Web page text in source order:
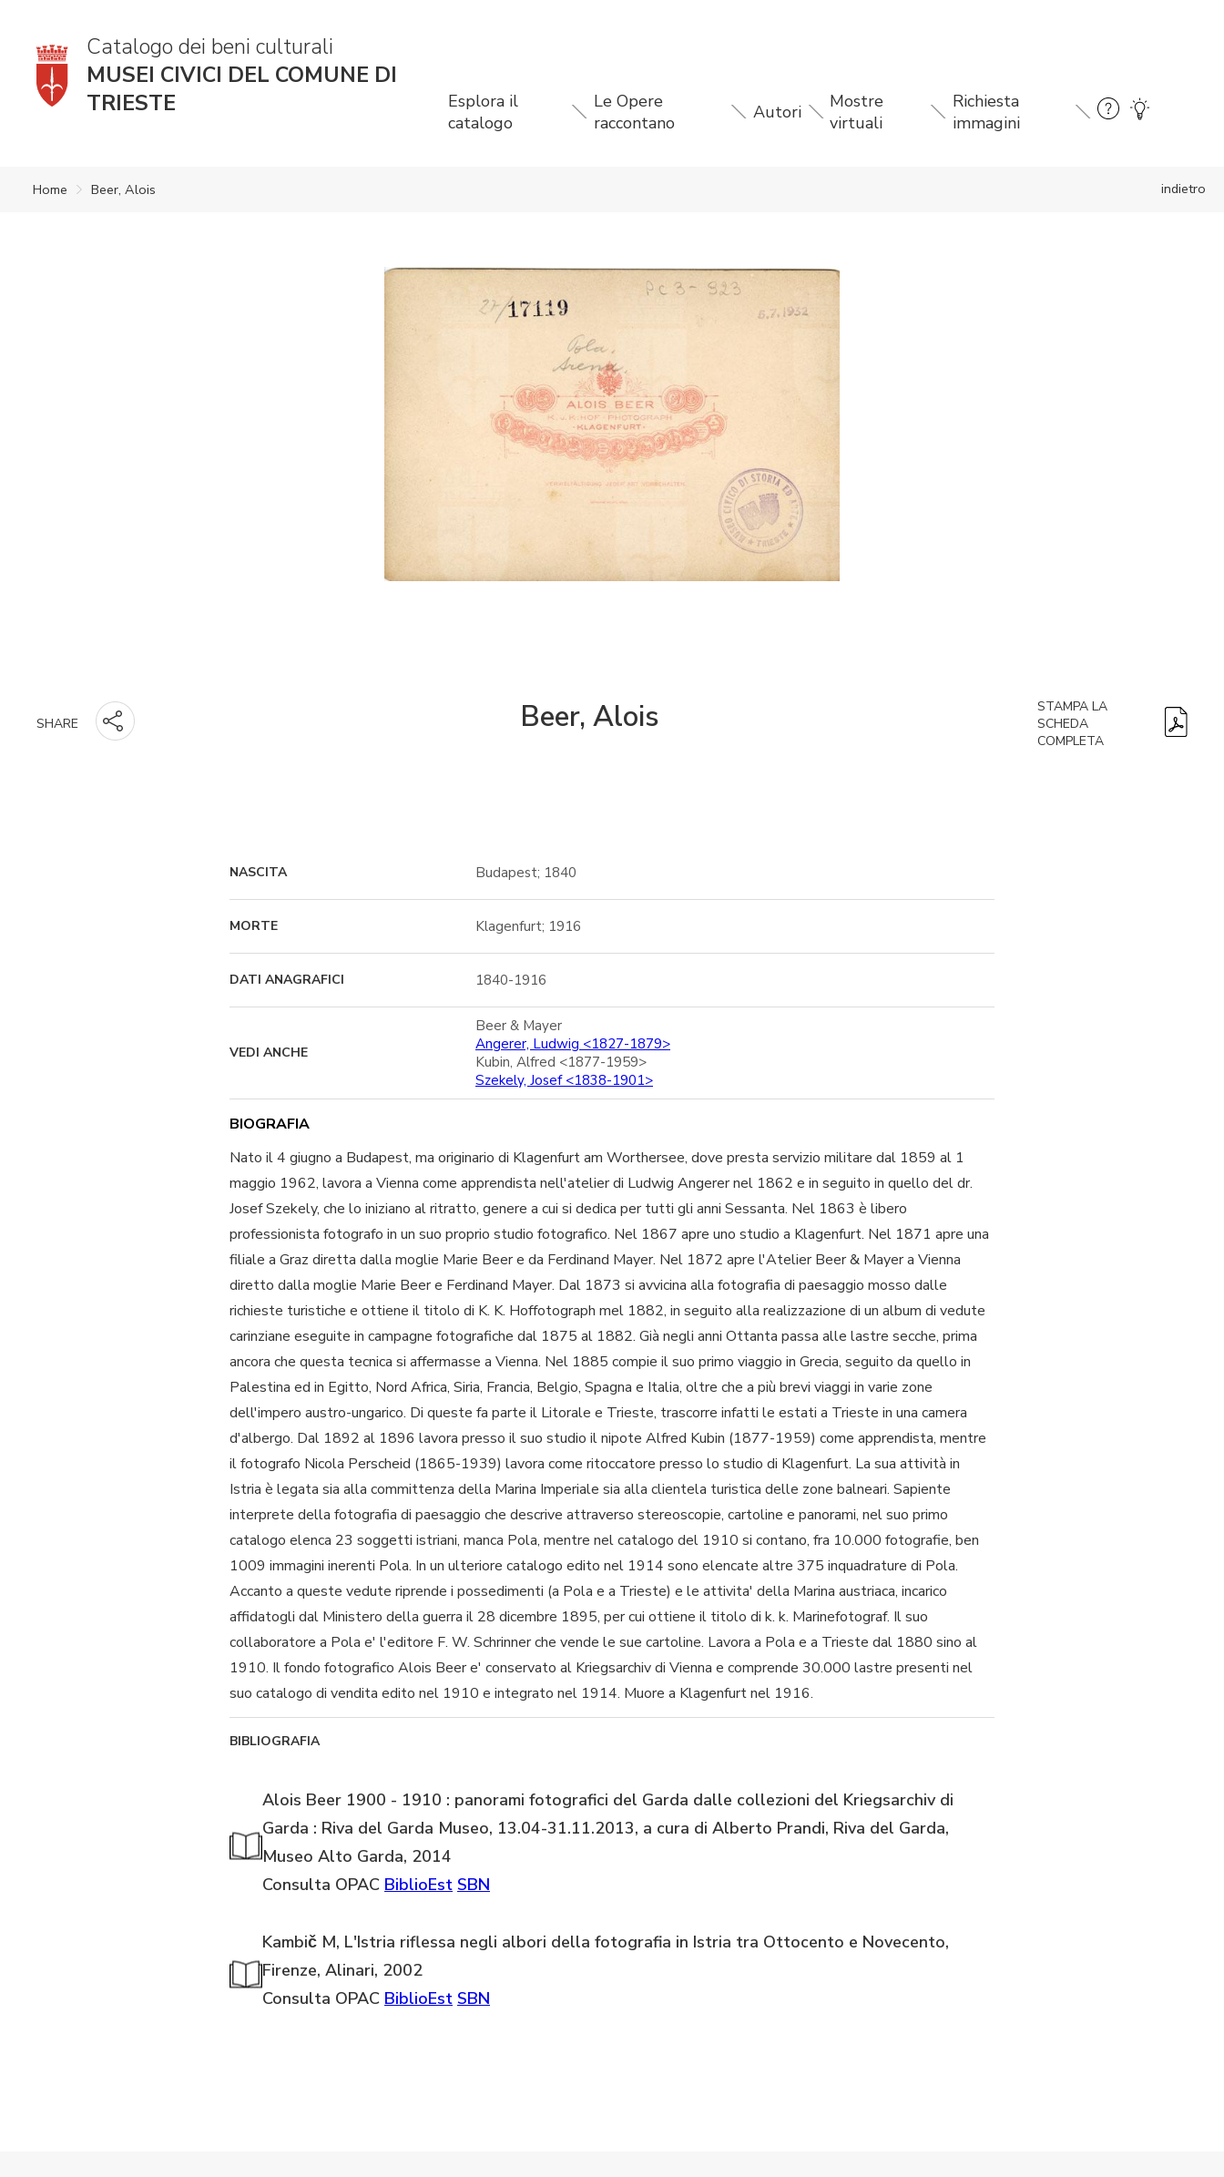
Catalogo dei beni culturali
MUSEI CIVICI DEL COMUNE DI
TRIESTE
Esplora il
catalogo
Le Opere
raccontano
Autori
Mostre
virtuali
Richiesta
immagini
indietro
Home Beer, Alois
SHARE Beer, Alois
STAMPA LA
SCHEDA
COMPLETA
NASCITA Budapest; 1840
MORTE Klagenfurt; 1916
DATI ANAGRAFICI 1840-1916
VEDI ANCHE
Beer & Mayer
Angerer, Ludwig <1827-1879>
Kubin, Alfred <1877-1959>
Szekely, Josef <1838-1901>
BIOGRAFIA
Nato il 4 giugno a Budapest, ma originario di Klagenfurt am Worthersee, dove presta servizio militare dal 1859 al 1
maggio 1962, lavora a Vienna come apprendista nell'atelier di Ludwig Angerer nel 1862 e in seguito in quello del dr.
Josef Szekely, che lo iniziano al ritratto, genere a cui si dedica per tutti gli anni Sessanta. Nel 1863 è libero
professionista fotografo in un suo proprio studio fotografico. Nel 1867 apre uno studio a Klagenfurt. Nel 1871 apre una
filiale a Graz diretta dalla moglie Marie Beer e da Ferdinand Mayer. Nel 1872 apre l'Atelier Beer & Mayer a Vienna
diretto dalla moglie Marie Beer e Ferdinand Mayer. Dal 1873 si avvicina alla fotografia di paesaggio mosso dalle
richieste turistiche e ottiene il titolo di K. K. Hoffotograph mel 1882, in seguito alla realizzazione di un album di vedute
carinziane eseguite in campagne fotografiche dal 1875 al 1882. Già negli anni Ottanta passa alle lastre secche, prima
ancora che questa tecnica si affermasse a Vienna. Nel 1885 compie il suo primo viaggio in Grecia, seguito da quello in
Palestina ed in Egitto, Nord Africa, Siria, Francia, Belgio, Spagna e Italia, oltre che a più brevi viaggi in varie zone
dell'impero austro-ungarico. Di queste fa parte il Litorale e Trieste, trascorre infatti le estati a Trieste in una camera
d'albergo. Dal 1892 al 1896 lavora presso il suo studio il nipote Alfred Kubin (1877-1959) come apprendista, mentre
il fotografo Nicola Perscheid (1865-1939) lavora come ritoccatore presso lo studio di Klagenfurt. La sua attività in
Istria è legata sia alla committenza della Marina Imperiale sia alla clientela turistica delle zone balneari. Sapiente
interprete della fotografia di paesaggio che descrive attraverso stereoscopie, cartoline e panorami, nel suo primo
catalogo elenca 23 soggetti istriani, manca Pola, mentre nel catalogo del 1910 si contano, fra 10.000 fotografie, ben
1009 immagini inerenti Pola. In un ulteriore catalogo edito nel 1914 sono elencate altre 375 inquadrature di Pola.
Accanto a queste vedute riprende i possedimenti (a Pola e a Trieste) e le attivita' della Marina austriaca, incarico
affidatogli dal Ministero della guerra il 28 dicembre 1895, per cui ottiene il titolo di k. k. Marinefotograf. Il suo
collaboratore a Pola e' l'editore F. W. Schrinner che vende le sue cartoline. Lavora a Pola e a Trieste dal 1880 sino al
1910. Il fondo fotografico Alois Beer e' conservato al Kriegsarchiv di Vienna e comprende 30.000 lastre presenti nel
suo catalogo di vendita edito nel 1910 e integrato nel 1914. Muore a Klagenfurt nel 1916.
BIBLIOGRAFIA
Alois Beer 1900 - 1910 : panorami fotografici del Garda dalle collezioni del Kriegsarchiv di
Garda : Riva del Garda Museo, 13.04-31.11.2013, a cura di Alberto Prandi, Riva del Garda,
Museo Alto Garda, 2014
Consulta OPAC BiblioEst SBN
Kambič M, L'Istria riflessa negli albori della fotografia in Istria tra Ottocento e Novecento,
Firenze, Alinari, 2002
Consulta OPAC BiblioEst SBN